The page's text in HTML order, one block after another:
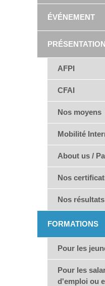
ÉVÉNEMENT
PRÉSENTATION
AFPI
CFAI
Nos moyens
Mobilité
About us /
Nos
Nos résultats
FORMATIONS
Pour les
Pour les
d'emploi ou